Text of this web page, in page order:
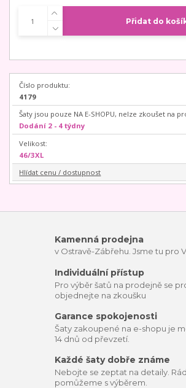
Přidat do
Číslo produktu:
4179
Šaty jsou pouze NA E-SHOPU, nelze zkoušet na
Dodání 2 - 4 týdny
Velikost:
46/3XL
Hlídat cenu / dostupnost
Kamenná prodejna
v Ostravě-Zábřehu. Jsme tu pro
Individuální přístup
Pro výběr šatů na prodejně se
objednejte na zkoušku
Garance spokojenosti
Šaty zakoupené na e-shopu je
14 dnů od převzetí.
Každé šaty dobře známe
Nebojte se zeptat na detaily.
pomůžeme s výběrem.